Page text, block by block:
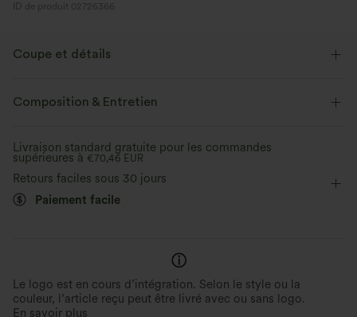
ID de produit 02726366
Coupe et détails
Longueur cheville sans pli Taille haute Ajusté
Élasticité moyenne Élasticité quatre directions
Composition & Entretien
Livraison standard gratuite pour les commandes
supérieures à €70,46 EUR
Retours faciles sous 30 jours
Paiement facile
Le logo est en cours d’intégration. Selon le style ou la
couleur, l’article reçu peut être livré avec ou sans logo.
En savoir plus